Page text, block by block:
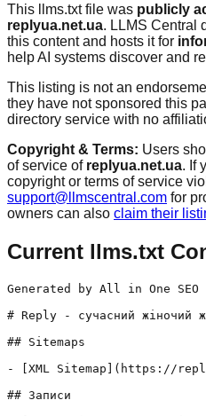
This llms.txt file was publicly
replyua.net.ua. LLMS Central
this content and hosts it for
help AI systems discover and
This listing is not an
they have not sponsored this
directory service with no
Copyright & Terms: Users
of service of replyua.net.ua. If
copyright or terms of service
support@llmscentral.com for
owners can also claim their
Current llms.txt
Generated by All in One
# Reply - сучасний жіночий
## Sitemaps
- [XML Sitemap](https://
## Записи